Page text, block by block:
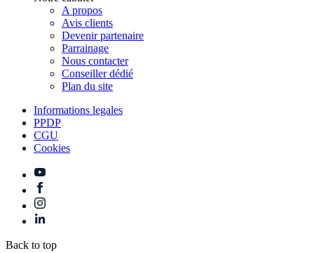
A propos
Avis clients
Devenir partenaire
Parrainage
Nous contacter
Conseiller dédié
Plan du site
Informations legales
PPDP
CGU
Cookies
Back to top